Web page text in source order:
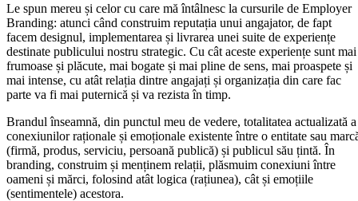
Le spun mereu și celor cu care mă întâlnesc la cursurile de Employer
Branding: atunci când construim reputația unui angajator, de fapt
facem designul, implementarea și livrarea unei suite de experiențe
destinate publicului nostru strategic. Cu cât aceste experiențe sunt mai
frumoase și plăcute, mai bogate și mai pline de sens, mai proaspete și
mai intense, cu atât relația dintre angajați și organizația din care fac
parte va fi mai puternică și va rezista în timp.
Brandul înseamnă, din punctul meu de vedere, totalitatea actualizată a
conexiunilor raționale și emoționale existente între o entitate sau
(firmă, produs, serviciu, persoană publică) și publicul său țintă. În
branding, construim și menținem relații, plăsmuim conexiuni între
oameni și mărci, folosind atât logica (rațiunea), cât și emoțiile
(sentimentele) acestora.